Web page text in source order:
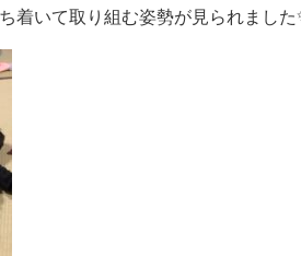
着いて取り組む姿勢が見られました